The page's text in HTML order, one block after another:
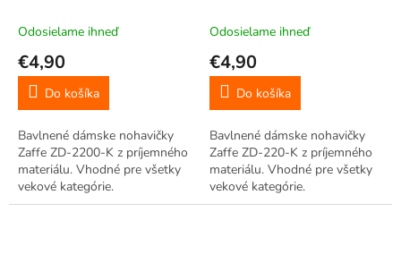
telová
Odosielame ihneď
€4,90
Do košíka
Bavlnené dámske nohavičky
Zaffe ZD-2200-K z príjemného
materiálu. Vhodné pre všetky
vekové kategórie.
Odosielame ihneď
€4,90
Do košíka
Bavlnené dámske nohavičky
Zaffe ZD-220-K z príjemného
materiálu. Vhodné pre všetky
vekové kategórie.